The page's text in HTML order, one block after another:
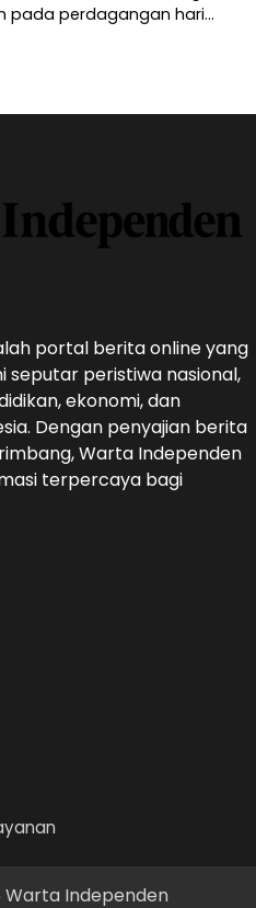
pada perdagangan hari…
portal berita online yang
seputar peristiwa nasional,
ekonomi, dan
Dengan penyajian berita
Warta Independen
terpercaya bagi
Warta Independen